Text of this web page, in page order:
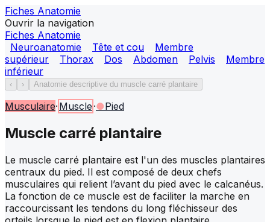
Fiches Anatomie
Ouvrir la navigation
Fiches Anatomie
Neuroanatomie
Tête et cou
Membre
supérieur
Thorax Dos Abdomen Pelvis
Membre
inférieur
‹ › Anatomie descriptive du muscle carré plantaire
Musculaire· Muscle ·●Pied
Muscle carré plantaire
Le muscle carré plantaire est l'un des muscles plantaires
centraux du pied. Il est composé de deux chefs
musculaires qui relient l’avant du pied avec le calcanéus.
La fonction de ce muscle est de faciliter la marche en
raccourcissant les tendons du long fléchisseur des